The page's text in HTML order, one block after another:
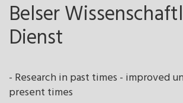
Belser
Dienst
- Research in past times - improved
present times